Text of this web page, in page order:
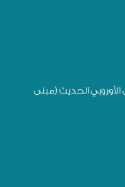
الحديث (مبنى